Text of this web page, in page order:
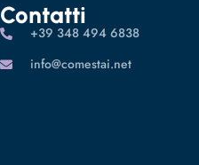
Contatti
‪+39 348 494 6838
info@comestai.net